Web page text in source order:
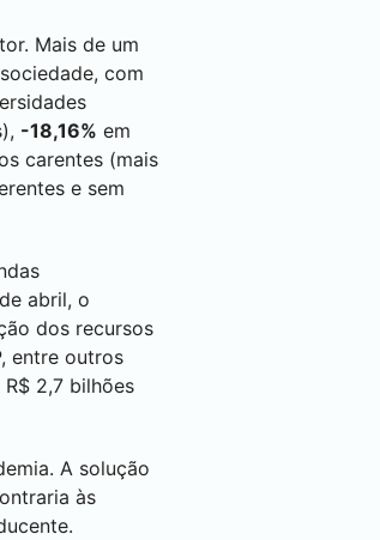
Mais de um
com
-18,16% em
carentes (mais
e sem
abril, o
dos recursos
entre outros
2,7 bilhões
A solução
às